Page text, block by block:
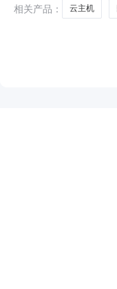
相关产品：
云主机